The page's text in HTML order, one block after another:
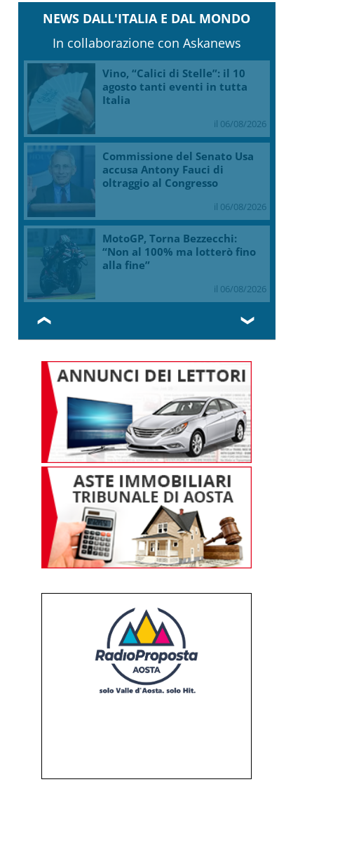
NEWS DALL'ITALIA E DAL MONDO
In collaborazione con Askanews
Vino, “Calici di Stelle”: il 10
agosto tanti eventi in tutta
Italia
il 06/08/2026
Commissione del Senato Usa
accusa Antony Fauci di
oltraggio al Congresso
il 06/08/2026
MotoGP, Torna Bezzecchi:
“Non al 100% ma lotterò fino
alla fine”
il 06/08/2026
❮ ❯